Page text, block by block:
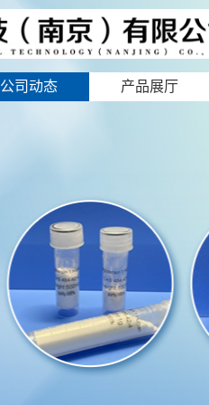
公司动态 产品展厅